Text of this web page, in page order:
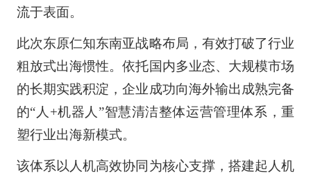
流于表面。
此次东原仁知东南亚战略布局，有效打破了行业
粗放式出海惯性。依托国内多业态、大规模市场
的长期实践积淀，企业成功向海外输出成熟完备
的“人+机器人”智慧清洁整体运营管理体系，重
塑行业出海新模式。
该体系以人机高效协同为核心支撑，搭建起人机